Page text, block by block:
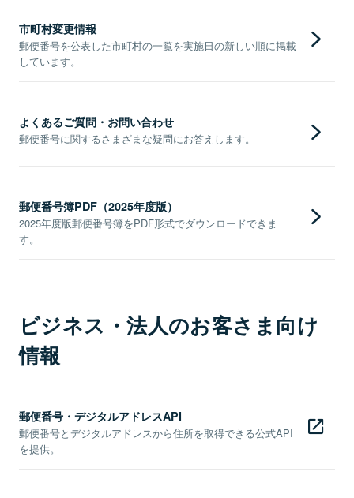
市町村変更情報
郵便番号を公表した市町村の一覧を実施日の新しい順に掲載
しています。
よくあるご質問・お問い合わせ
郵便番号に関するさまざまな疑問にお答えします。
郵便番号簿PDF（2025年度版）
2025年度版郵便番号簿をPDF形式でダウンロードできま
す。
ビジネス・法人のお客さま向け
情報
郵便番号・デジタルアドレスAPI
郵便番号とデジタルアドレスから住所を取得できる公式API
を提供。